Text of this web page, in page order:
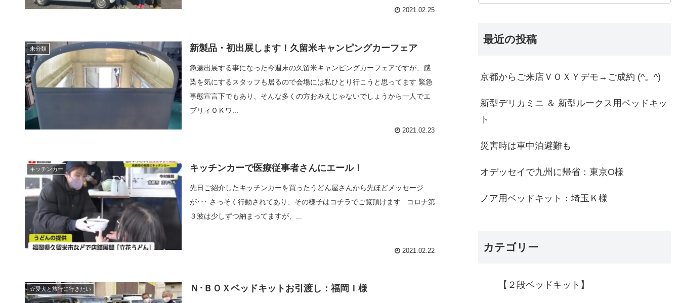
2021.02.25
未分類 新製品・初出展します！久留米キャンピングカーフェア
急遽出展する事になった今週末の久留米キャンピングカーフェアですが、感
染を気にするスタッフも居るので会場には私ひとり行こうと思ってます 緊急
事態宣言下でもあり、そんな多くの方おみえじゃないでしょうから一人でエ
ブリィＯＫワ...
2021.02.23
キッチンカー キッチンカーで医療従事者さんにエール！
先日ご紹介したキッチンカーを買ったうどん屋さんから先ほどメッセージ
が･･･ さっそく行動されてあり、その様子はコチラでご覧頂けます コロナ第
３波は少しずつ納まってますが、...
2021.02.22
☆愛犬と旅行に行きたい Ｎ･ＢＯＸベッドキットお引渡し：福岡Ｉ様
最近の投稿
京都からご来店ＶＯＸＹデモ→ご成約 (^。^)
新型デリカミニ ＆ 新型ルークス用ベッドキッ
ト
災害時は車中泊避難も
オデッセイで九州に帰省：東京O様
ノア用ベッドキット：埼玉Ｋ様
カテゴリー
【２段ベッドキット】